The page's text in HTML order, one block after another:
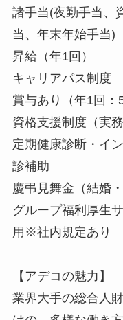
諸手当(夜勤手当、
当、年末年始手当)
昇給（年1回）
キャリアパス制度
賞与あり（年1回：
資格支援制度（実
定期健康診断・イ
診補助
慶弔見舞金（結婚
グループ福利厚生
用※社内規定あり
【アデコの魅力】
業界大手の総合人